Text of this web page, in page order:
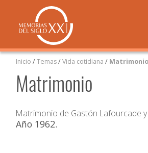
Inicio /Temas/Vida cotidiana/ Matrimonio
Matrimonio
Matrimonio de Gastón Lafourcade
Año 1962.